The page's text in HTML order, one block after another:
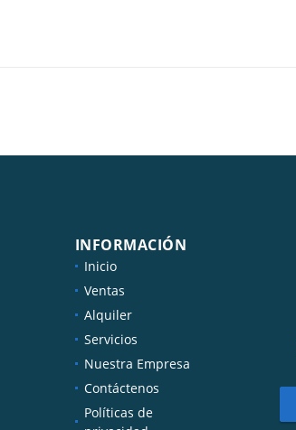
INFORMACIÓN
Inicio
Ventas
Alquiler
Servicios
Nuestra Empresa
Contáctenos
Políticas de